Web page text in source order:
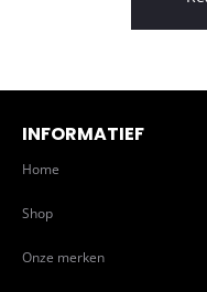
INFORMATIEF
Home
Shop
Onze merken